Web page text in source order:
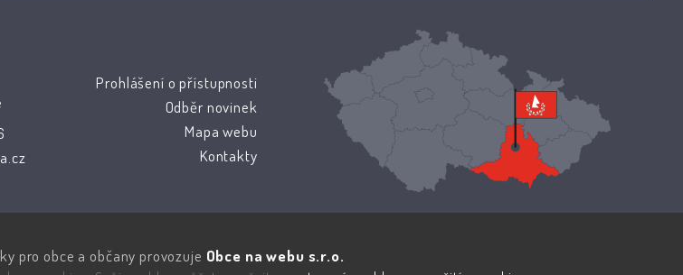
Prohlášení o přístupnosti
Odběr novinek
Mapa webu
Kontakty
pro obce a občany provozuje Obce na webu s.r.o.